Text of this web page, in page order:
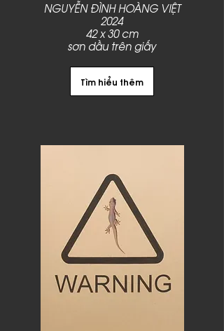
NGUYỄN ĐÌNH HOÀNG VIỆT
2024
42 x 30 cm
sơn dầu trên giấy
Tìm hiểu thêm